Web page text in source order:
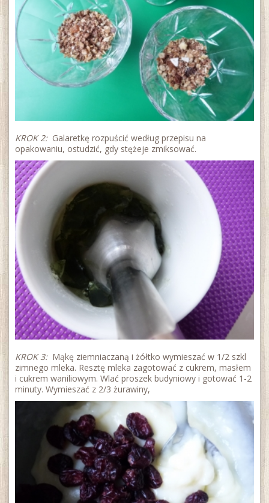
KROK 2:Galaretkę rozpuścić według przepisu na
opakowaniu, ostudzić, gdy stężeje zmiksować.
KROK 3:Mąkę ziemniaczaną i żółtko wymieszać w 1/2 szkl
zimnego mleka. Resztę mleka zagotować z cukrem, masłem
i cukrem waniliowym. Wlać proszek budyniowy i gotować 1-2
minuty. Wymieszać z 2/3 żurawiny,